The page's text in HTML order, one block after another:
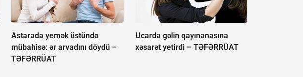
Astarada yemək üstündə
mübahisə: ər arvadını döydü –
TƏFƏRRÜAT
Ucarda gəlin qayınanasına
xəsarət yetirdi – TƏFƏRRÜAT